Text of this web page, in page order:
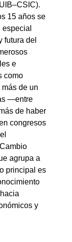
15 años se
futura del
e
como
de un
—entre
de haber
congresos
agrupa a
principal es
y